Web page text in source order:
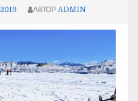
АВТОР ADMIN